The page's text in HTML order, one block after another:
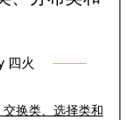
四火
交换类、选择类和